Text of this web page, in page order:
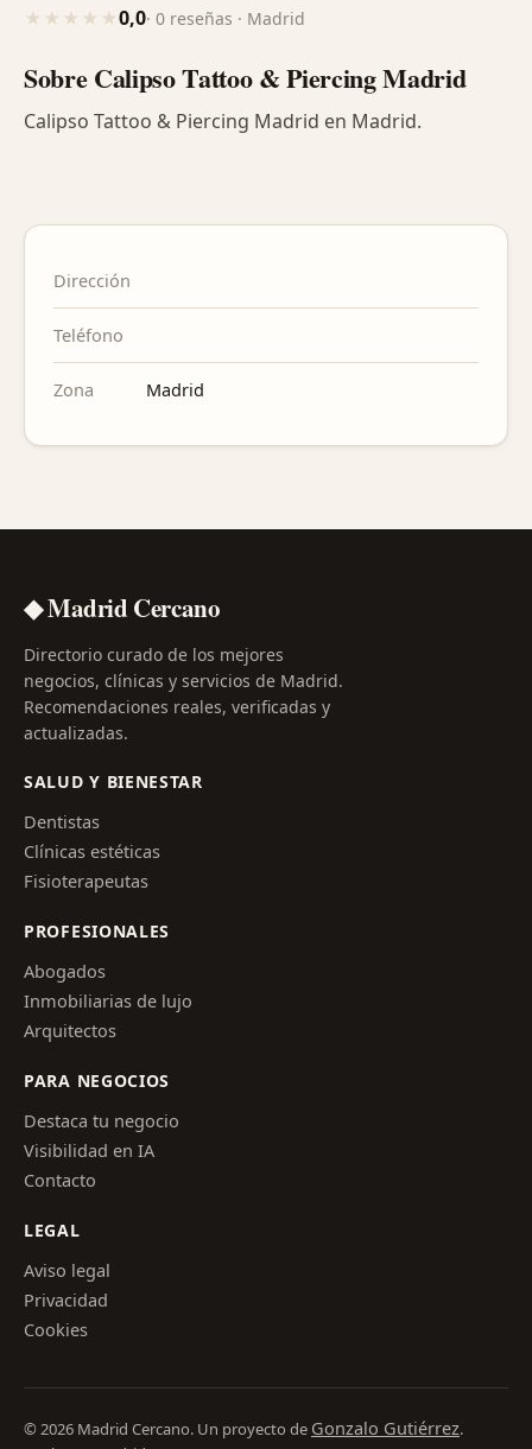
★ ★ ★ ★ ★0,0· 0 reseñas · Madrid
Sobre Calipso Tattoo & Piercing Madrid
Calipso Tattoo & Piercing Madrid en Madrid.
Dirección
Teléfono
Zona Madrid
◆ Madrid Cercano
Directorio curado de los mejores
negocios, clínicas y servicios de Madrid.
Recomendaciones reales, verificadas y
actualizadas.
SALUD Y BIENESTAR
Dentistas
Clínicas estéticas
Fisioterapeutas
PROFESIONALES
Abogados
Inmobiliarias de lujo
Arquitectos
PARA NEGOCIOS
Destaca tu negocio
Visibilidad en IA
Contacto
LEGAL
Aviso legal
Privacidad
Cookies
© 2026 Madrid Cercano. Un proyecto de Gonzalo Gutiérrez.